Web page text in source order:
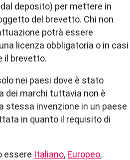
deposito) per mettere in
del brevetto. Chi non
potrà essere
licenza obbligatoria o in casi
il brevetto.
nei paesi dove è stato
dei marchi tuttavia non è
stessa invenzione in un paese
in quanto il requisito di
essere Italiano, Europeo,